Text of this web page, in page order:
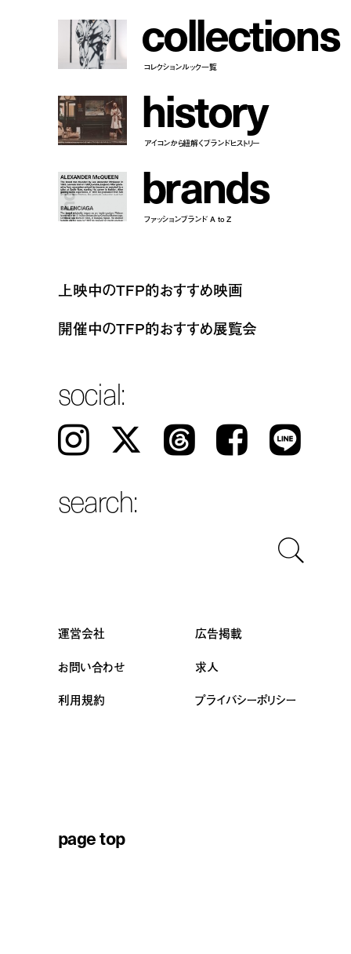
collections
コレクションルック一覧
history
アイコンから紐解くブランドヒストリー
brands
ファッションブランド A to Z
上映中のTFP的おすすめ映画
開催中のTFP的おすすめ展覧会
social:
Instagram 𝕏 Threads Facebook LINE
search:
運営会社
広告掲載
お問い合わせ
求人
利用規約 プライバシーポリシー
page top